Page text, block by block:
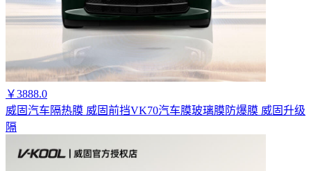
￥3888.0
威固汽车隔热膜 威固前挡VK70汽车膜玻璃膜防爆膜 威固升级
隔